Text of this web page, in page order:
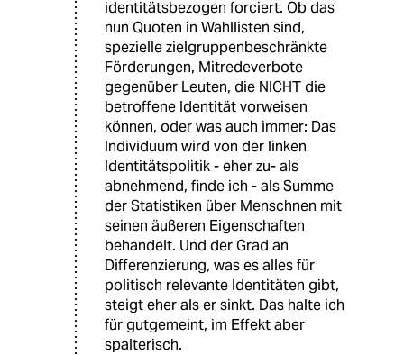
identitätsbezogen forciert. Ob das
nun Quoten in Wahllisten sind,
spezielle zielgruppenbeschränkte
Förderungen, Mitredeverbote
gegenüber Leuten, die NICHT die
betroffene Identität vorweisen
können, oder was auch immer: Das
Individuum wird von der linken
Identitätspolitik - eher zu- als
abnehmend, finde ich - als Summe
der Statistiken über Menschnen mit
seinen äußeren Eigenschaften
behandelt. Und der Grad an
Differenzierung, was es alles für
politisch relevante Identitäten gibt,
steigt eher als er sinkt. Das halte ich
für gutgemeint, im Effekt aber
spalterisch.